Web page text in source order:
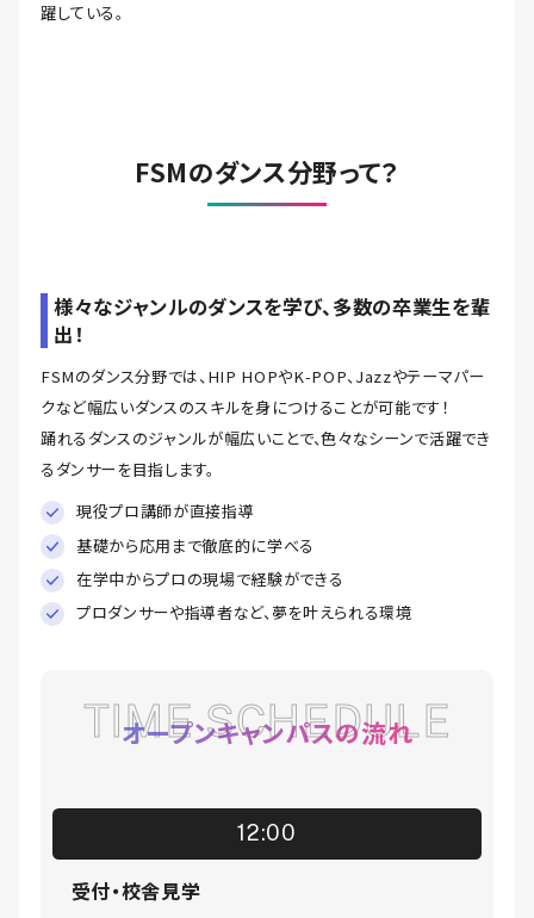
躍している。
FSMのダンス分野って？
様々なジャンルのダンスを学び、多数の卒業生を輩
出！
FSMのダンス分野では、HIP HOPやK-POP、Jazzやテーマパー
クなど幅広いダンスのスキルを身につけることが可能です！
踊れるダンスのジャンルが幅広いことで、色々なシーンで活躍でき
るダンサーを目指します。
現役プロ講師が直接指導
基礎から応用まで徹底的に学べる
在学中からプロの現場で経験ができる
プロダンサーや指導者など、夢を叶えられる環境
TIME SCHEDULE
オープンキャンパスの流れ
12:00
受付・校舎見学